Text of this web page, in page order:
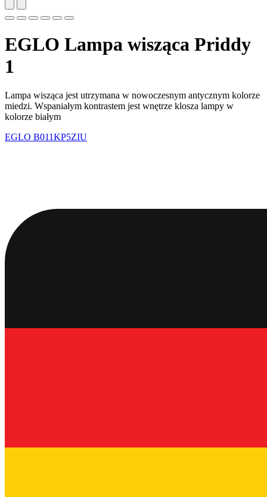
EGLO Lampa wisząca Priddy
1
Lampa wisząca jest utrzymana w nowoczesnym antycznym kolorze
miedzi. Wspaniałym kontrastem jest wnętrze klosza lampy w
kolorze białym
EGLO B011KP5ZIU